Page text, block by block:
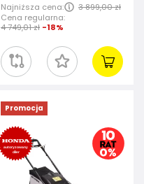
Najniższa cena:
3 899,00 zł
Cena regularna:
4 749,01 zł -18%
Promocja